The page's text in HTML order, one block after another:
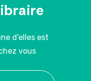
d'elles est
vous